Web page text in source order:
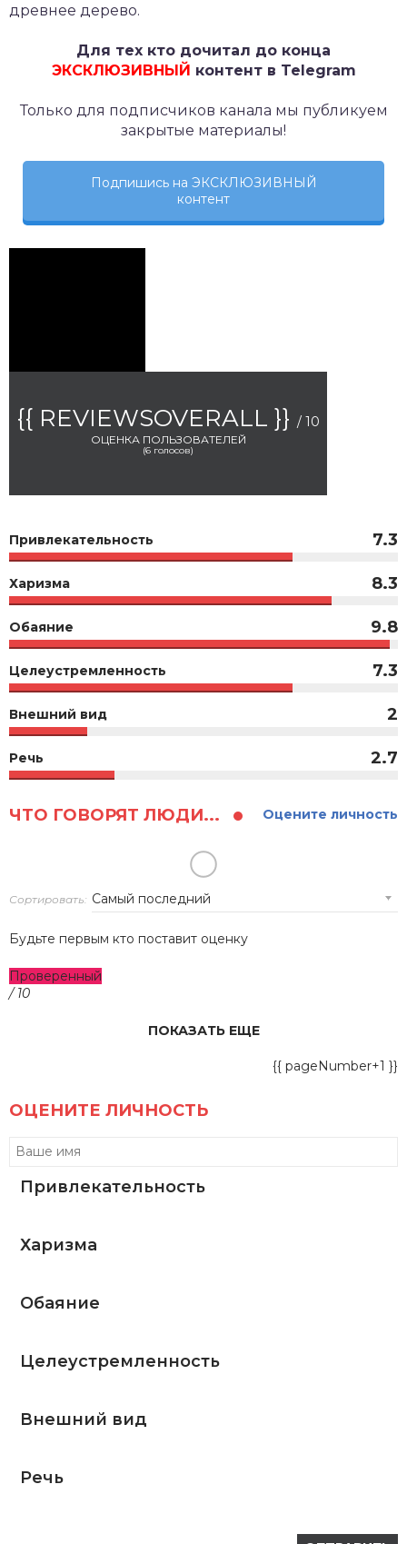
древнее дерево.
Для тех кто дочитал до конца
ЭКСКЛЮЗИВНЫЙ контент в Telegram
Только для подписчиков канала мы публикуем
закрытые материалы!
Подпишись на ЭКСКЛЮЗИВНЫЙ
контент
{{ REVIEWSOVERALL }} / 10
ОЦЕНКА ПОЛЬЗОВАТЕЛЕЙ
(6 голосов)
Привлекательность 7.3
Харизма 8.3
Обаяние 9.8
Целеустремленность 7.3
Внешний вид 2
Речь 2.7
ЧТО ГОВОРЯТ ЛЮДИ... Оцените личность
Сортировать:
Будьте первым кто поставит оценку
Проверенный
/ 10
ПОКАЗАТЬ ЕЩЕ
{{ pageNumber+1 }}
ОЦЕНИТЕ ЛИЧНОСТЬ
Привлекательность
Харизма
Обаяние
Целеустремленность
Внешний вид
Речь